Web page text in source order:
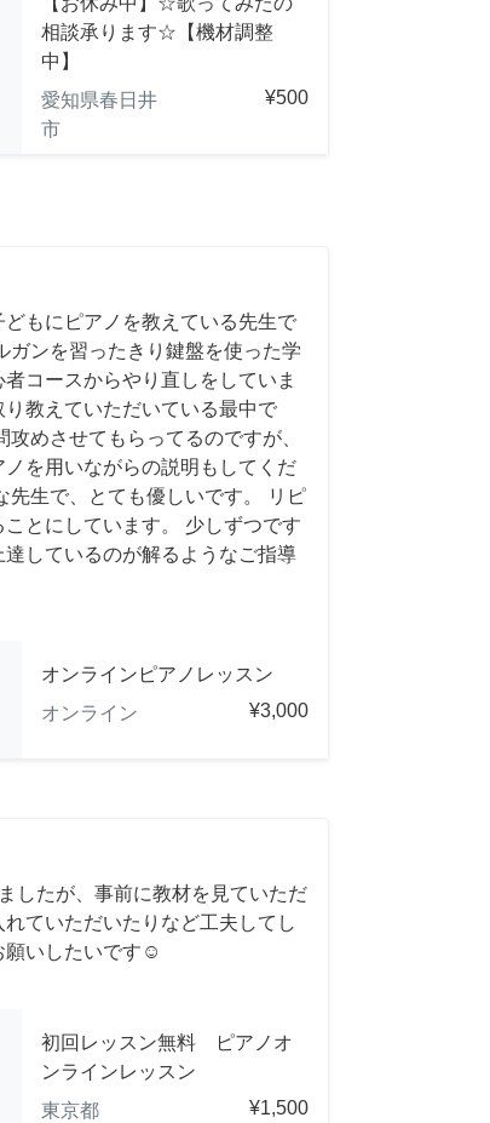
相談承ります☆【機材調整
中】
愛知県春日井
市
¥500
もにピアノを教えている先生で
ガンを習ったきり鍵盤を使った学
コースからやり直しをしていま
教えていただいている最中で
めさせてもらってるのですが、
を用いながらの説明もしてくだ
先生で、とても優しいです。 リピ
とにしています。 少しずつです
しているのが解るようなご指導
オンラインピアノレッスン
オンライン
¥3,000
したが、事前に教材を見ていただ
ていただいたりなど工夫してし
願いしたいです☺️
初回レッスン無料 ピアノオ
ンラインレッスン
東京都
¥1,500